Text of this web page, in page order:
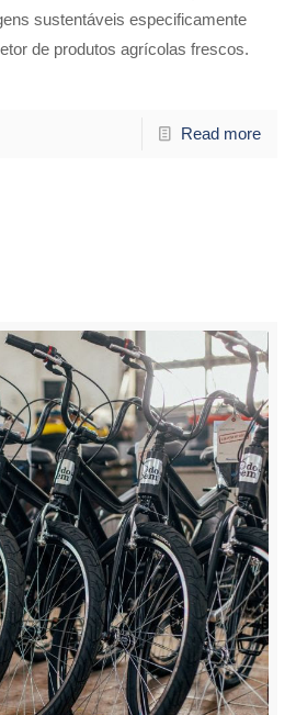
sustentáveis especificamente
de produtos agrícolas frescos.
Read more